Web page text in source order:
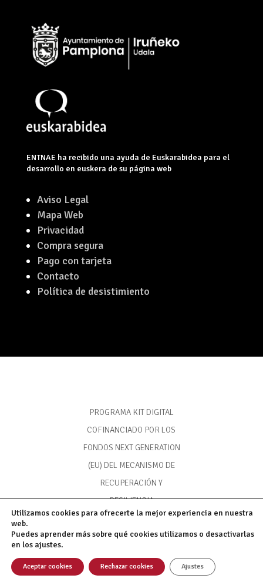
ENTNAE ha recibido una ayuda de Euskarabidea para el
desarrollo en euskera de su página web
Aviso Legal
Mapa Web
Privacidad
Compra segura
Pago con tarjeta
Contacto
Política de desistimiento
PROGRAMA KIT DIGITAL
COFINANCIADO POR LOS
FONDOS NEXT GENERATION
(EU) DEL MECANISMO DE
RECUPERACIÓN Y
RESILIENCIA
Utilizamos cookies para ofrecerte la mejor experiencia en nuestra
web.
Puedes aprender más sobre qué cookies utilizamos o desactivarlas
en los ajustes.
Aceptar cookies Rechazar cookies Ajustes
Email